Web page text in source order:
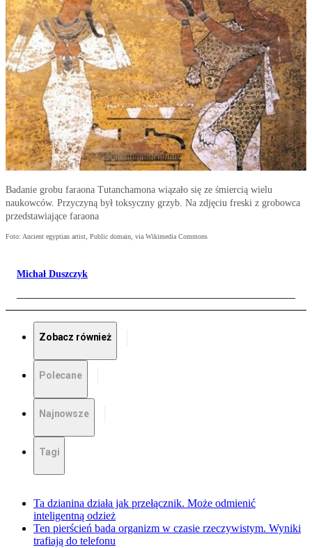
Badanie grobu faraona Tutanchamona wiązało się ze śmiercią wielu
naukowców. Przyczyną był toksyczny grzyb. Na zdjęciu freski z grobowca
przedstawiające faraona
Foto: Ancient egyptian artist, Public domain, via Wikimedia Commons
Michał Duszczyk
Zobacz również
Polecane
Najnowsze
Tagi
Ta dzianina działa jak przełącznik. Może odmienić
inteligentną odzież
Ten pierścień bada organizm w czasie rzeczywistym. Wyniki
trafiają do telefonu